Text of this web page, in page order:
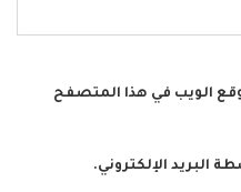
الويب في هذا المتصفح
البريد الإلكتروني.